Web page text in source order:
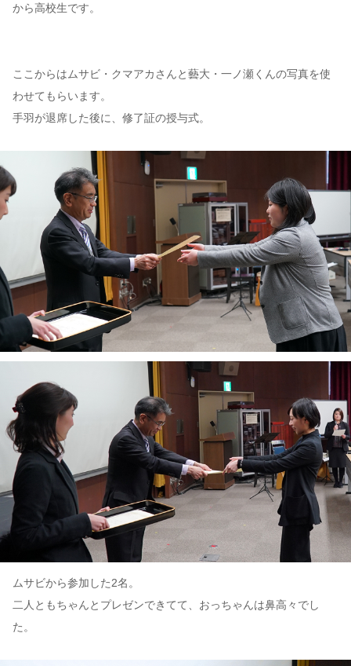
から高校生です。
ここからはムサビ・クマアカさんと藝大・一ノ瀬くんの写真を使
わせてもらいます。
手羽が退席した後に、修了証の授与式。
ムサビから参加した2名。
二人ともちゃんとプレゼンできてて、おっちゃんは鼻高々でし
た。